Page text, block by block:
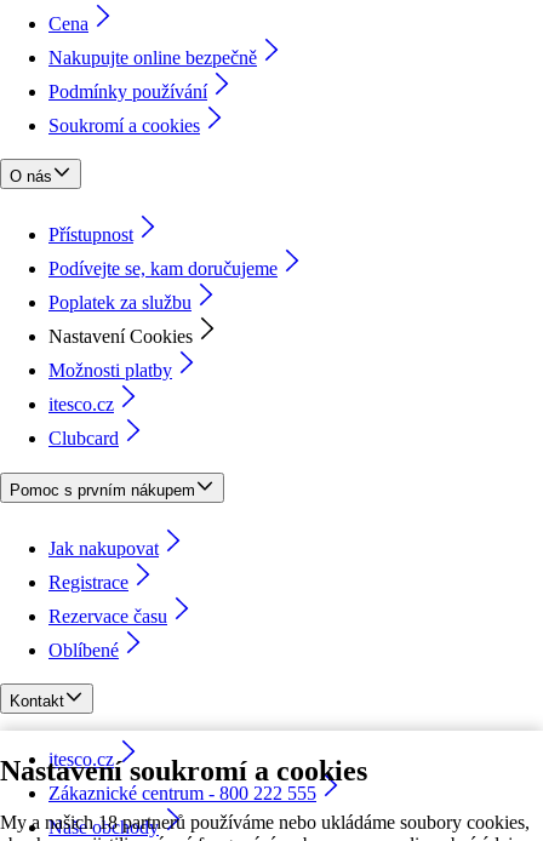
Nastavení soukromí a cookies
My a našich 18 partnerů používáme nebo ukládáme soubory cookies,
Cena
Nakupujte online bezpečně
Podmínky používání
Soukromí a cookies
O nás
Přístupnost
Podívejte se, kam doručujeme
Poplatek za službu
Nastavení Cookies
Možnosti platby
itesco.cz
Clubcard
Pomoc s prvním nákupem
Jak nakupovat
Registrace
Rezervace času
Oblíbené
Kontakt
itesco.cz
Zákaznické centrum - 800 222 555
Naše obchody